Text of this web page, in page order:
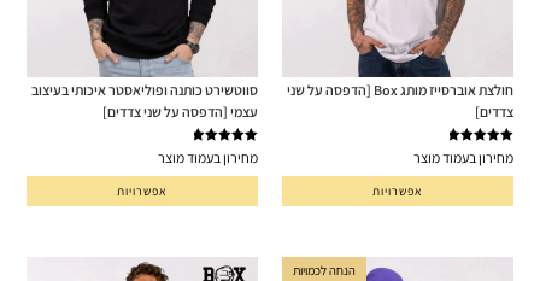
חולצת אוברסייז מותג Box [הדפסה על שני
צדדים]
דורג5.00
מחירון בעמוד מוצר
אפשרויות
סווטשירט כותנה ופוליאסטר איכותי בעיצוב
עצמי [הדפסה על שני צדדים]
דורג5.00
מחירון בעמוד מוצר
אפשרויות
הנחה לכמויות